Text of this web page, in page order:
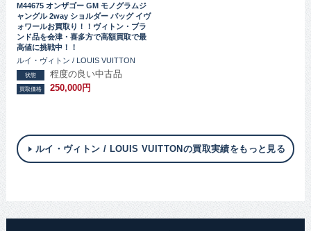
M44675 オンザゴー GM モノグラムジ
ャングル 2way ショルダー バッグ イヴ
ォワールお買取り！！ヴィトン・ブラ
ンド品を会津・喜多方で高額買取で最
高値に挑戦中！！
ルイ・ヴィトン / LOUIS VUITTON
状態 程度の良い中古品
買取価格 250,000円
ルイ・ヴィトン / LOUIS VUITTONの買取実績をもっと見る